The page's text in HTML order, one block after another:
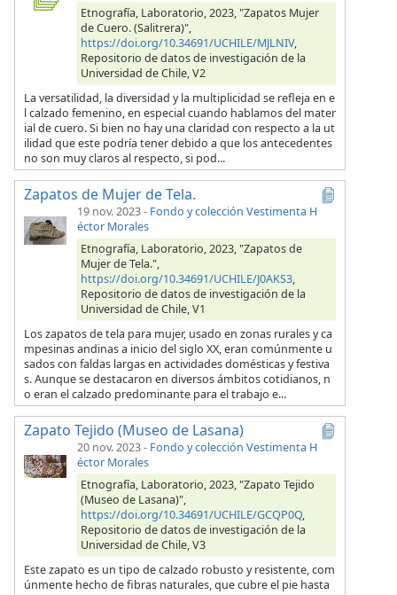
Etnografía, Laboratorio, 2023, "Zapatos Mujer
de Cuero. (Salitrera)",
https://doi.org/10.34691/UCHILE/MJLNIV,
Repositorio de datos de investigación de la
Universidad de Chile, V2
La versatilidad, la diversidad y la multiplicidad se refleja en e
l calzado femenino, en especial cuando hablamos del mater
ial de cuero. Si bien no hay una claridad con respecto a la ut
ilidad que este podría tener debido a que los antecedentes
no son muy claros al respecto, si pod...
Zapatos de Mujer de Tela.
19 nov. 2023- Fondo y colección Vestimenta H
éctor Morales
Etnografía, Laboratorio, 2023, "Zapatos de
Mujer de Tela.",
https://doi.org/10.34691/UCHILE/J0AKS3,
Repositorio de datos de investigación de la
Universidad de Chile, V1
Los zapatos de tela para mujer, usado en zonas rurales y ca
mpesinas andinas a inicio del siglo XX, eran comúnmente u
sados con faldas largas en actividades domésticas y festiva
s. Aunque se destacaron en diversos ámbitos cotidianos, n
o eran el calzado predominante para el trabajo e...
Zapato Tejido (Museo de Lasana)
20 nov. 2023- Fondo y colección Vestimenta H
éctor Morales
Etnografía, Laboratorio, 2023, "Zapato Tejido
(Museo de Lasana)",
https://doi.org/10.34691/UCHILE/GCQP0Q,
Repositorio de datos de investigación de la
Universidad de Chile, V3
Este zapato es un tipo de calzado robusto y resistente, com
únmente hecho de fibras naturales, que cubre el pie hasta